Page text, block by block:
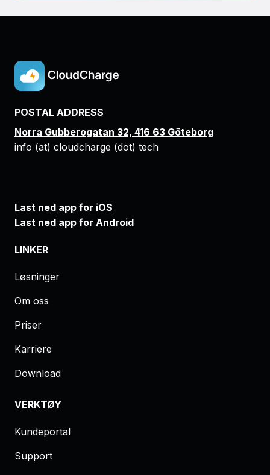
POSTAL ADDRESS
Norra Gubberogatan 32, 416 63 Göteborg
info (at) cloudcharge (dot) tech
Last ned app for iOS
Last ned app for Android
LINKER
Løsninger
Om oss
Priser
Karriere
Download
VERKTØY
Kundeportal
Support